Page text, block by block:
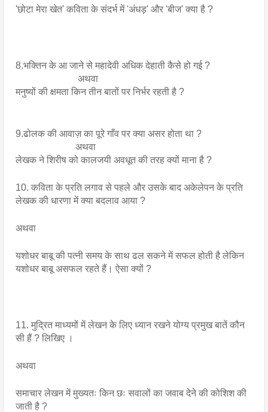
'छोटा मेरा खेत' कविता के संदर्भ में 'अंधड़' और 'बीज' क्या है ?
8.भक्तिन के आ जाने से महादेवी अधिक देहाती कैसे हो गई ?
अथवा
मनुष्यों की क्षमता किन तीन बातों पर निर्भर रहती है ?
9.ढोलक की आवाज़ का पूरे गाँव पर क्या असर होता था ?
अथवा
लेखक ने शिरीष को कालजयी अवधूत की तरह क्यों माना है ?
10. कविता के प्रति लगाव से पहले और उसके बाद अकेलेपन के प्रति
लेखक की धारणा में क्या बदलाव आया ?
अथवा
यशोधर बाबू की पत्नी समय के साथ ढल सकने में सफल होती है लेकिन
यशोधर बाबू असफल रहते हैं। ऐसा क्यों ?
11. मुद्रित माध्यमों में लेखन के लिए ध्यान रखने योग्य प्रमुख बातें कौन
सी हैं ? लिखिए ।
अथवा
समाचार लेखन में मुख्यतः किन छः सवालों का जवाब देने की कोशिश की
जाती है ?